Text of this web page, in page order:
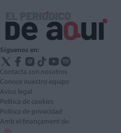
Síguenos en:
Contacta con nosotros
Conoce nuestro equipo
Aviso legal
Política de cookies
Política de privacidad
Amb el finançament de: